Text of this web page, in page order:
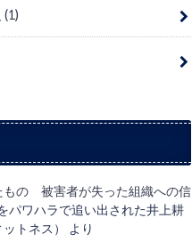
(1)
もの 被害者が失った組織への信
パワハラで追い出された井上耕
トネス）
より